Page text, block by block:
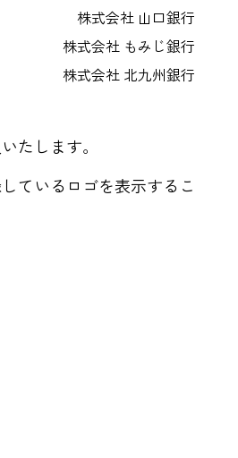
株式会社 山口銀行
株式会社 もみじ銀行
株式会社 北九州銀行
たします。
ているロゴを表示するこ